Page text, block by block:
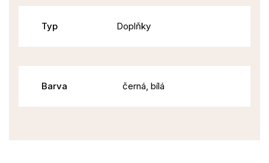
Typ Doplňky
Barva černá, bílá